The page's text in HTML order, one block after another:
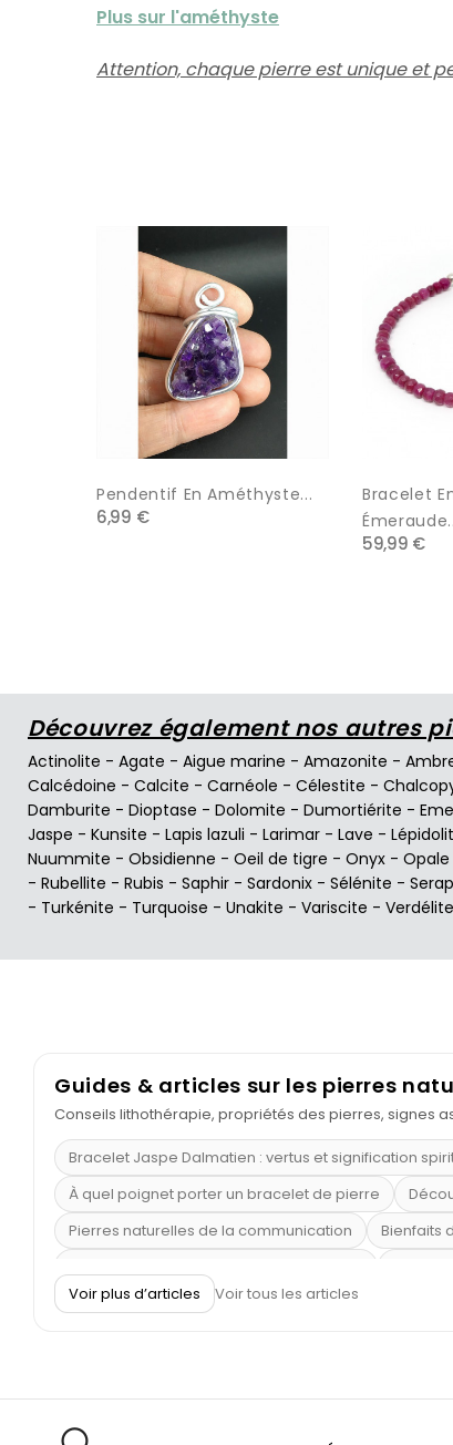
Plus sur l'améthyste
Attention, chaque pierre est unique et
Pendentif En Améthyste...
6,99 €
Bracelet
59,99 €
Découvrez également nos autres
Actinolite - Agate - Aigue marine - Amazonite -
Calcédoine - Calcite - Carnéole - Célestite -
Damburite - Dioptase - Dolomite - Dumortiérite -
Jaspe - Kunsite - Lapis lazuli - Larimar - Lave -
Nuummite - Obsidienne - Oeil de tigre - Onyx - Opale
- Rubellite - Rubis - Saphir - Sardonix - Sélénite -
- Turkénite - Turquoise - Unakite - Variscite - Verdélite
Guides & articles sur les pierres
Conseils lithothérapie, propriétés des pierres, signes
Bracelet Jaspe Dalmatien : vertus et signification
À quel poignet porter un bracelet de pierre
Pierres naturelles de la communication
Bienfaits
Pierre de lave : propriétés et bienfaits
Voir plus d’articles Voir tous les articles